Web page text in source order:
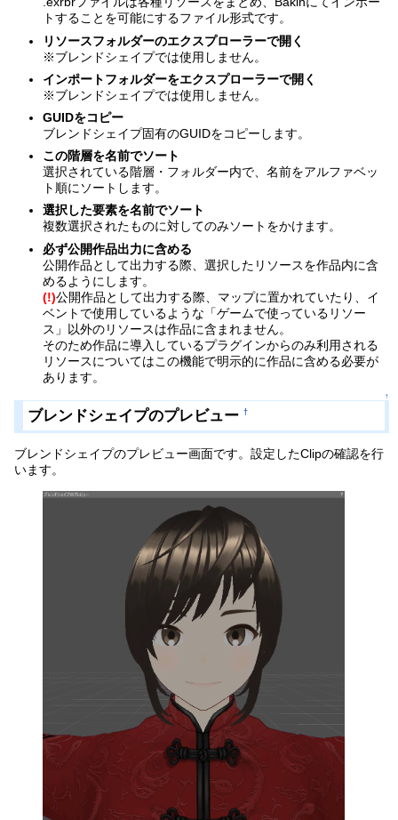
トすることを可能にするファイル形式です。
リソースフォルダーのエクスプローラーで開く
※ブレンドシェイプでは使用しません。
インポートフォルダーをエクスプローラーで開く
※ブレンドシェイプでは使用しません。
GUIDをコピー
ブレンドシェイプ固有のGUIDをコピーします。
この階層を名前でソート
選択されている階層・フォルダー内で、名前をアルファベッ
ト順にソートします。
選択した要素を名前でソート
複数選択されたものに対してのみソートをかけます。
必ず公開作品出力に含める
公開作品として出力する際、選択したリソースを作品内に含
めるようにします。
(!)公開作品として出力する際、マップに置かれていたり、イ
ベントで使用しているような「ゲームで使っているリソー
ス」以外のリソースは作品に含まれません。
そのため作品に導入しているプラグインからのみ利用される
リソースについてはこの機能で明示的に作品に含める必要が
あります。
↑
ブレンドシェイプのプレビュー †
ブレンドシェイプのプレビュー画面です。設定したClipの確認を行
います。